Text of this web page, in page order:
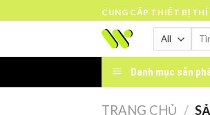
to
CUNG CẤP THIẾT BỊ
Tìm
Danh mục sản
TRANG CHỦ /